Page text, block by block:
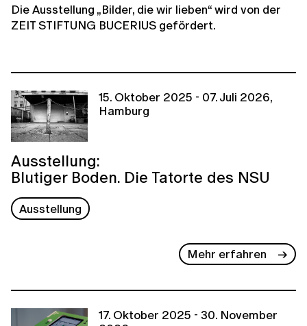
Die Ausstellung „Bilder, die wir lieben“ wird von der
ZEIT STIFTUNG BUCERIUS gefördert.
15. Oktober 2025 - 07. Juli 2026,
Hamburg
Ausstellung:
Blutiger Boden. Die Tatorte des NSU
Ausstellung
Mehr erfahren
17. Oktober 2025 - 30. November